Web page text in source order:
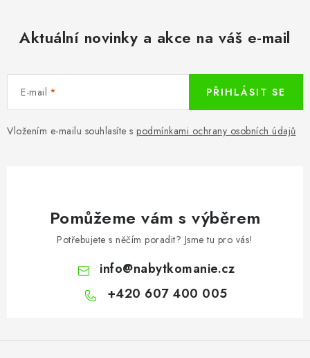
Aktuální novinky a akce na váš e-mail
E-mail
Vložením e-mailu souhlasíte s podmínkami ochrany osobních údajů
PŘIHLÁSIT SE
Pomůžeme vám s výběrem
Potřebujete s něčím poradit? Jsme tu pro vás!
info@nabytkomanie.cz
+420 607 400 005